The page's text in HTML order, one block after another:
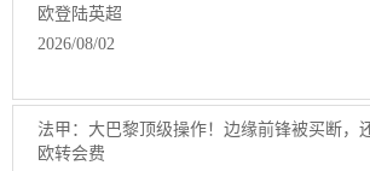
欧登陆英超
2026/08/02
法甲：大巴黎顶级操作！边缘前锋被买断，
欧转会费